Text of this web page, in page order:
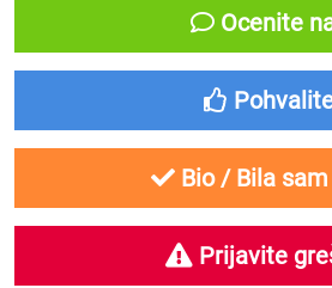
Ocenite
Bio / Bila
Prijavite